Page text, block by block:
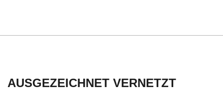
AUSGEZEICHNET VERNETZT